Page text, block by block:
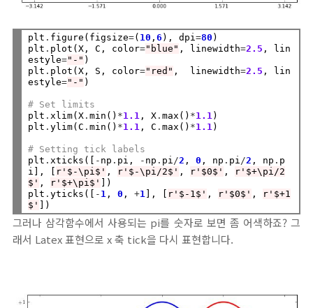
plt . figure(figsize=( 10 ,6 ), dpi=80 )
plt . plot(X, C, color="blue" , linewidth=2.5 , lin
estyle="-" )
plt . plot(X, S, color="red" ,  linewidth=2.5 , lin
estyle="-" )
# Set limits
plt . xlim(X .min() *1.1 , X .max() *1.1 )
plt .ylim(C .min() *1.1 , C .max() *1.1 )
# Setting tick labels
plt . xticks([ - np . pi, - np . pi /2 , 0 , np . pi /2 , np . p
i], [
r'$-\pi$' , r'$-\pi/2$' , r'$0$' ,
r'$+\pi/2
$' , r'$+\pi$'
])
plt .yticks([ - 1 , 0 , +1 ], [ r'$-1$' , r'$0$' ,
r'$+1
$'
그러나 삼각함수에서 사용되는 pi를 숫자로 보면 좀 어색하죠? 그
래서 Latex 표현으로 x 축 tick을 다시 표현합니다.